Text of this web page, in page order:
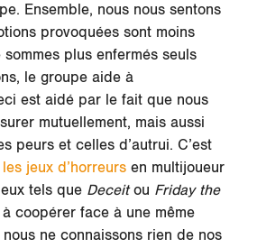
Ensemble, nous nous sentons
provoquées sont moins
plus enfermés seuls
le groupe aide à
est aidé par le fait que nous
mutuellement, mais aussi
peurs et celles d’autrui. C’est
les jeux d’horreursen multijoueur
tels que Deceitou Friday the
coopérer face à une même
ne connaissons rien de nos